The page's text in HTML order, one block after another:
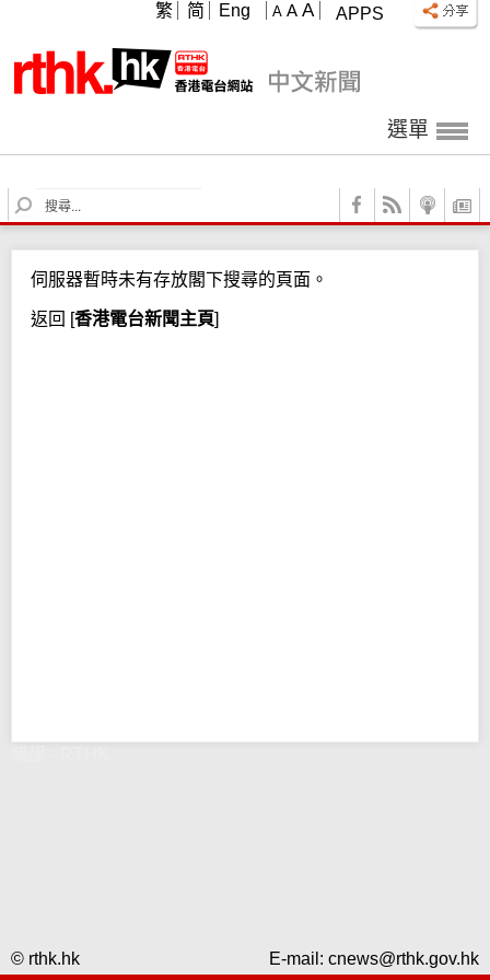
APPS
A A A
繁 简 Eng
選單
S
e
c
h
伺服器暫時未有存放閣下搜尋的頁面。
返回 [香港電台新聞主頁]
© rthk.hk E-mail: cnews@rthk.gov.hk